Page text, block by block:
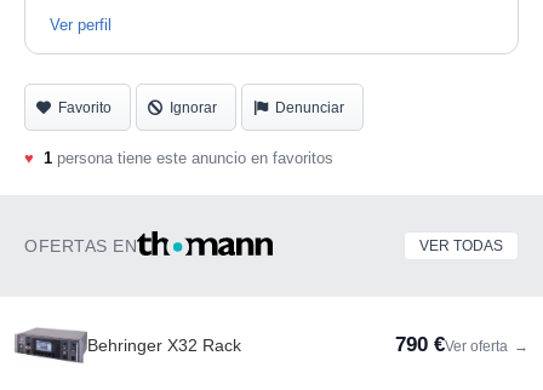
Ver perfil
Favorito Ignorar Denunciar
♥ 1 persona tiene este anuncio en favoritos
OFERTAS EN VER TODAS
Behringer X32 Rack 790 €Ver oferta →